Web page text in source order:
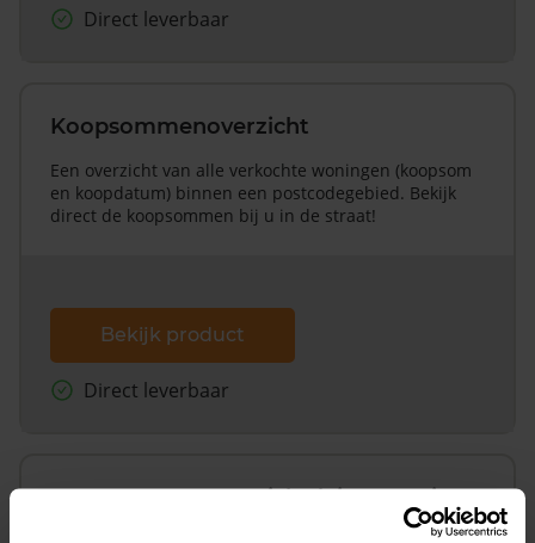
Direct leverbaar
Koopsommenoverzicht
Een overzicht van alle verkochte woningen (koopsom
en koopdatum) binnen een postcodegebied. Bekijk
direct de koopsommen bij u in de straat!
Bekijk product
Direct leverbaar
Koopsommenoverzicht (1 jaar gratis